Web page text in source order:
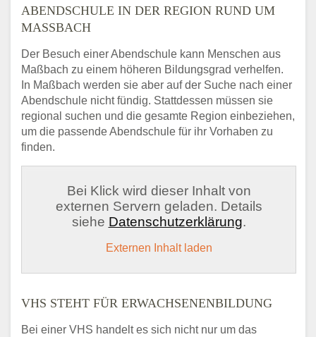
ABENDSCHULE IN DER REGION RUND UM
MASSBACH
Der Besuch einer Abendschule kann Menschen aus
Maßbach zu einem höheren Bildungsgrad verhelfen.
In Maßbach werden sie aber auf der Suche nach einer
Abendschule nicht fündig. Stattdessen müssen sie
regional suchen und die gesamte Region einbeziehen,
um die passende Abendschule für ihr Vorhaben zu
finden.
Bei Klick wird dieser Inhalt von
externen Servern geladen. Details
siehe Datenschutzerklärung.
Externen Inhalt laden
VHS STEHT FÜR ERWACHSENENBILDUNG
Bei einer VHS handelt es sich nicht nur um das